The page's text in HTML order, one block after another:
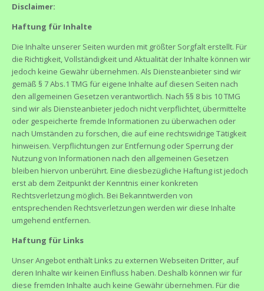
Disclaimer:
Haftung für Inhalte
Die Inhalte unserer Seiten wurden mit größter Sorgfalt erstellt. Für
die Richtigkeit, Vollständigkeit und Aktualität der Inhalte können wir
jedoch keine Gewähr übernehmen. Als Diensteanbieter sind wir
gemäß § 7 Abs.1 TMG für eigene Inhalte auf diesen Seiten nach
den allgemeinen Gesetzen verantwortlich. Nach §§ 8 bis 10 TMG
sind wir als Diensteanbieter jedoch nicht verpflichtet, übermittelte
oder gespeicherte fremde Informationen zu überwachen oder
nach Umständen zu forschen, die auf eine rechtswidrige Tätigkeit
hinweisen. Verpflichtungen zur Entfernung oder Sperrung der
Nutzung von Informationen nach den allgemeinen Gesetzen
bleiben hiervon unberührt. Eine diesbezügliche Haftung ist jedoch
erst ab dem Zeitpunkt der Kenntnis einer konkreten
Rechtsverletzung möglich. Bei Bekanntwerden von
entsprechenden Rechtsverletzungen werden wir diese Inhalte
umgehend entfernen.
Haftung für Links
Unser Angebot enthält Links zu externen Webseiten Dritter, auf
deren Inhalte wir keinen Einfluss haben. Deshalb können wir für
diese fremden Inhalte auch keine Gewähr übernehmen. Für die